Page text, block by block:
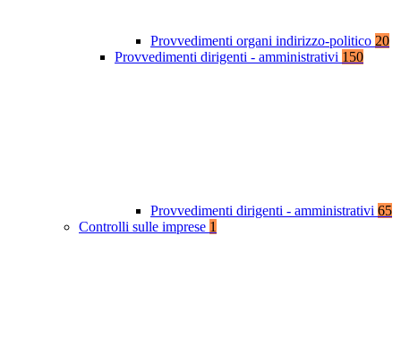
Provvedimenti organi indirizzo-politico 20
Provvedimenti dirigenti - amministrativi 150
Provvedimenti dirigenti - amministrativi 65
Controlli sulle imprese 1